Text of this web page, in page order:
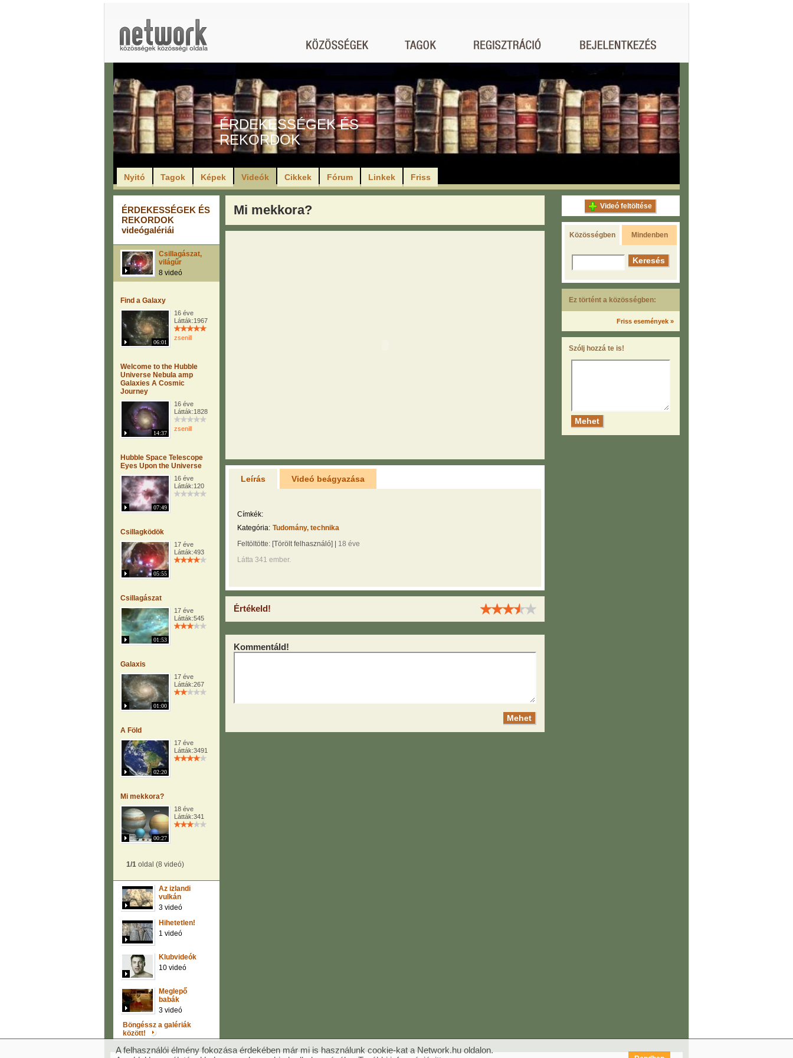
ÉRDEKESSÉGEK ÉS
REKORDOK
Nyitó Tagok Képek Videók Cikkek Fórum Linkek Friss
ÉRDEKESSÉGEK ÉS
REKORDOK
videógalériái
Csillagászat,
világűr
8 videó
Find a Galaxy
06:01
16 éve
Látták:1967
zsenill
Welcome to the Hubble
Universe Nebula amp
Galaxies A Cosmic
Journey
14:37
16 éve
Látták:1828
zsenill
Hubble Space Telescope
Eyes Upon the Universe
07:49
16 éve
Látták:120
Csillagködök
05:55
17 éve
Látták:493
Csillagászat
01:53
17 éve
Látták:545
Galaxis
01:00
17 éve
Látták:267
A Föld
02:20
17 éve
Látták:3491
Mi mekkora?
00:27
18 éve
Látták:341
1/1 oldal (8 videó)
Az izlandi
vulkán
3 videó
Hihetetlen!
1 videó
Klubvideók
10 videó
Meglepő
babák
3 videó
Böngéssz a galériák
között!
Mi mekkora?
Leírás Videó beágyazása
Címkék:
Kategória: Tudomány, technika
Feltöltötte: [Törölt felhasználó]
18 éve
Látta 341 ember.
Értékeld!
Kommentáld!
Videó feltöltése
Közösségben Mindenben
Ez történt a közösségben:
Friss események »
Szólj hozzá te is!
A felhasználói élmény fokozása érdekében már mi is használunk cookie-kat a Network.hu oldalon.